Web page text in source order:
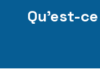
Qu’est-